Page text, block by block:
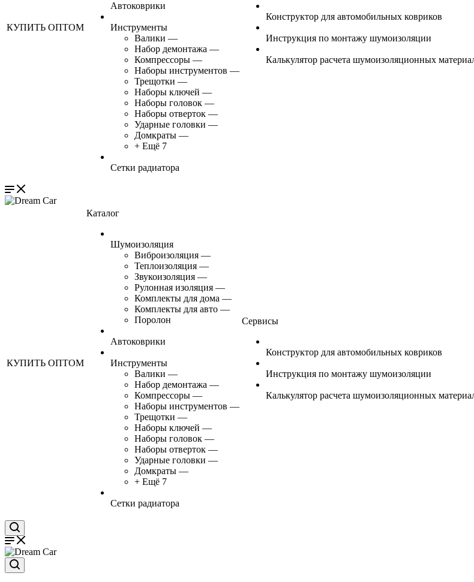
КУПИТЬ ОПТОМ
Автоковрики
Инструменты
Валики —
Набор демонтажа —
Компрессоры —
Наборы инструментов —
Трещотки —
Наборы ключей —
Наборы головок —
Наборы отверток —
Ударные головки —
Домкраты —
+ Ещё 7
Сетки радиатора
Конструктор для автомобильных ковриков
Инструкция по монтажу шумоизоляции
Калькулятор расчета шумоизоляционных
КУПИТЬ ОПТОМ
Каталог
Шумоизоляция
Виброизоляция —
Теплоизоляция —
Звукоизоляция —
Рулонная изоляция —
Комплекты для дома —
Комплекты для авто —
Поролон
Автоковрики
Инструменты
Валики —
Набор демонтажа —
Компрессоры —
Наборы инструментов —
Трещотки —
Наборы ключей —
Наборы головок —
Наборы отверток —
Ударные головки —
Домкраты —
+ Ещё 7
Сетки радиатора
Сервисы
Конструктор для автомобильных ковриков
Инструкция по монтажу шумоизоляции
Калькулятор расчета шумоизоляционных